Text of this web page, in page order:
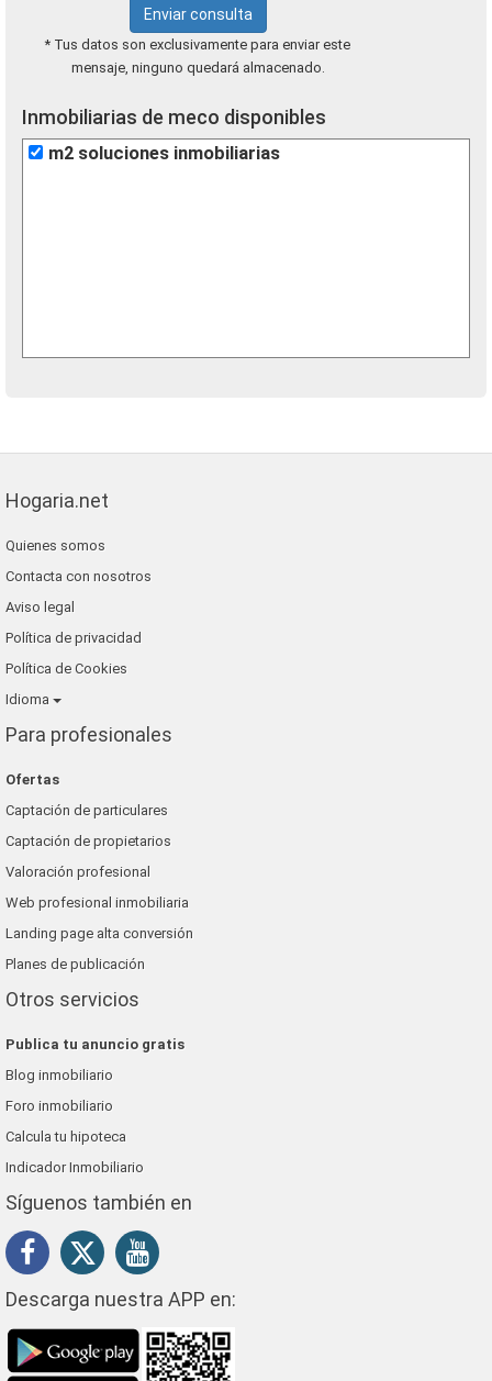
Enviar consulta
* Tus datos son exclusivamente para enviar este
mensaje, ninguno quedará almacenado.
Inmobiliarias de meco disponibles
m2 soluciones inmobiliarias
Hogaria.net
Quienes somos
Contacta con nosotros
Aviso legal
Política de privacidad
Política de Cookies
Idioma
Para profesionales
Ofertas
Captación de particulares
Captación de propietarios
Valoración profesional
Web profesional inmobiliaria
Landing page alta conversión
Planes de publicación
Otros servicios
Publica tu anuncio gratis
Blog inmobiliario
Foro inmobiliario
Calcula tu hipoteca
Indicador Inmobiliario
Síguenos también en
Descarga nuestra APP en: